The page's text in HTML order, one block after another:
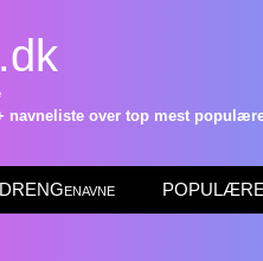
navneliste over top mest
DRENGenavne POPULÆRE